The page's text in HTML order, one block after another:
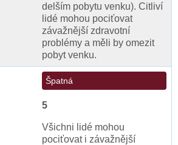
delším pobytu venku). Citliví
lidé mohou pociťovat
závažnější zdravotní
problémy a měli by omezit
pobyt venku.
Špatná
5
Všichni lidé mohou
pociťovat i závažnější